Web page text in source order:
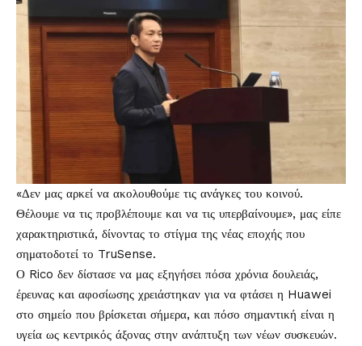
«Δεν μας αρκεί να ακολουθούμε τις ανάγκες του κοινού.
Θέλουμε να τις προβλέπουμε και να τις υπερβαίνουμε», μας είπε
χαρακτηριστικά, δίνοντας το στίγμα της νέας εποχής που
σηματοδοτεί το TruSense.
Ο Rico δεν δίστασε να μας εξηγήσει πόσα χρόνια δουλειάς,
έρευνας και αφοσίωσης χρειάστηκαν για να φτάσει η Huawei
στο σημείο που βρίσκεται σήμερα, και πόσο σημαντική είναι η
υγεία ως κεντρικός άξονας στην ανάπτυξη των νέων συσκευών.